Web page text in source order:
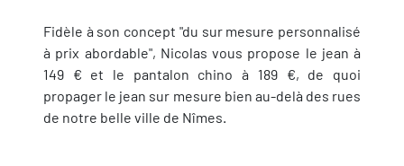
Fidèle à son concept "du sur mesure personnalisé
à prix abordable", Nicolas vous propose le jean à
149 € et le pantalon chino à 189 €, de quoi
propager le jean sur mesure bien au-delà des rues
de notre belle ville de Nîmes.